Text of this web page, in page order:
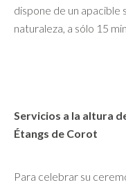
dispone de un apacible
naturaleza, a sólo 15
Servicios a la altura
Étangs de Corot
Para celebrar su